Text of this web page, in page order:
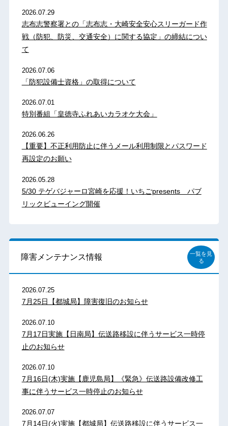
2026.07.29
志布志警察署との「志布志・大崎安全安心スリーガード作
戦（防犯、防災、交通安全）に関する協定」の締結につい
て
2026.07.06
「防犯設備士資格」の取得について
2026.07.01
特別番組「皇徳寺ふれあいカラオケ大会」
2026.06.26
【重要】不正利用防止に伴うメール利用制限とパスワード
再設定のお願い
2026.05.28
5/30 テゲバジャーロ宮崎を応援！いちごpresents パブ
リックビューイング開催
障害メンテナンス情報
一覧を見
る
2026.07.25
7月25日【都城局】障害復旧のお知らせ
2026.07.10
7月17日実施【日南局】伝送路移設に伴うサービス一時停
止のお知らせ
2026.07.10
7月16日(木)実施【鹿児島局】《緊急》伝送路設備改修工
事に伴うサービス一時停止のお知らせ
2026.07.07
7月14日(火)実施【都城局】伝送路移設に伴うサービス一